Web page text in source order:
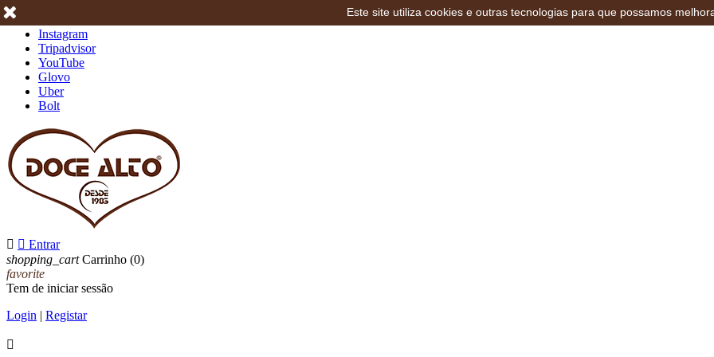
Instagram
Tripadvisor
YouTube
Glovo
Uber
Bolt
  Entrar
shopping_cart Carrinho (0)
favorite
Tem de iniciar sessão
Login | Registar

Este site utiliza cookies e outras tecnologias para que possamos